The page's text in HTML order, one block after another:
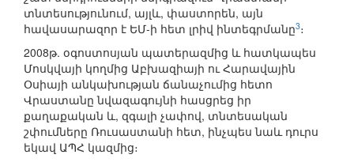
տնտեսությունում, այլև, փաստորեն, այն
հավասարազոր է ԵՄ-ի հետ լրիվ ինտեգրմանը3։
2008թ. օգոստոսյան պատերազմից և հատկապես
Մոսկվայի կողմից Աբխազիայի ու Հարավային
Օսիայի անկախության ճանաչումից հետո
Վրաստանը նվազագույնի հասցրեց իր
քաղաքական և, զգալի չափով, տնտեսական
շփումները Ռուսաստանի հետ, ինչպես նաև դուրս
եկավ ԱՊՀ կազմից։